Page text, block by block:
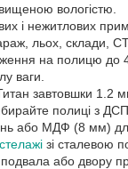
вологістю.
і нежитлових
льох, склади,
на полицю до
ваги.
завтовшки 1.2
полиці з
або МДФ (8 мм)
стелажі зі сталевою
або двору